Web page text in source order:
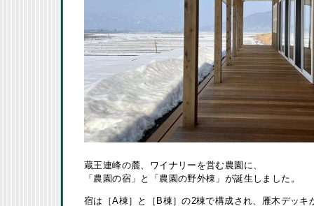
蔵王連峰の麓、ワイナリーを営む農園に、
「農園の宿」と「農園の野外棟」が誕生しました。
宿は［A棟］と［B棟］の2棟で構成され、雁木デッキ